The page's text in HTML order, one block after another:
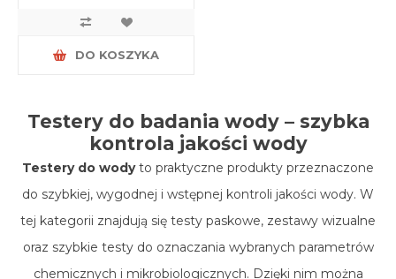
DO KOSZYKA
Testery do badania wody – szybka
kontrola jakości wody
Testery do wodyto praktyczne produkty przeznaczone
do szybkiej, wygodnej i wstępnej kontroli jakości wody. W
tej kategorii znajdują się testy paskowe, zestawy wizualne
oraz szybkie testy do oznaczania wybranych parametrów
chemicznych i mikrobiologicznych. Dzięki nim można